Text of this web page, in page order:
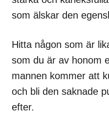
som älskar den
Hitta någon som är
som du är av honom
mannen kommer att
och bli den saknade
efter.